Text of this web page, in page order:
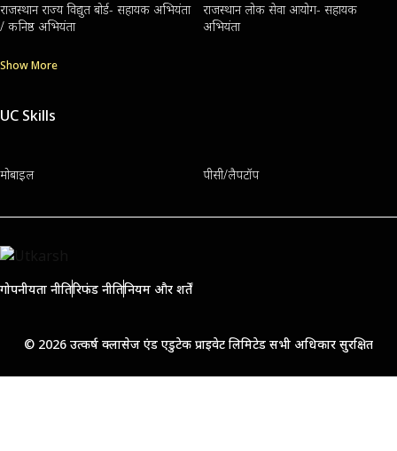
राजस्थान राज्य विद्युत बोर्ड- सहायक अभियंता
/ कनिष्ठ अभियंता
राजस्थान लोक सेवा आयोग- सहायक
अभियंता
Show More
UC Skills
मोबाइल पीसी/लैपटॉप
गोपनीयता नीतिरिफंड नीतिनियम और शर्तें
© 2026 उत्कर्ष क्लासेज एंड एडुटेक प्राइवेट लिमिटेड सभी अधिकार सुरक्षित